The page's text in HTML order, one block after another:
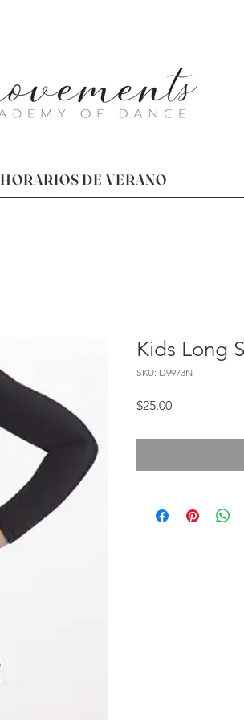
HORARIOS DE VERANO
Kids Long
SKU: D9973N
$25.00Precio